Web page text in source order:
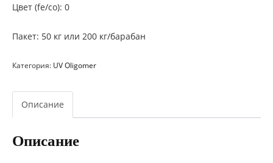
Цвет (fe/co): 0
Пакет: 50 кг или 200 кг/барабан
Категория: UV Oligomer
Описание
Описание